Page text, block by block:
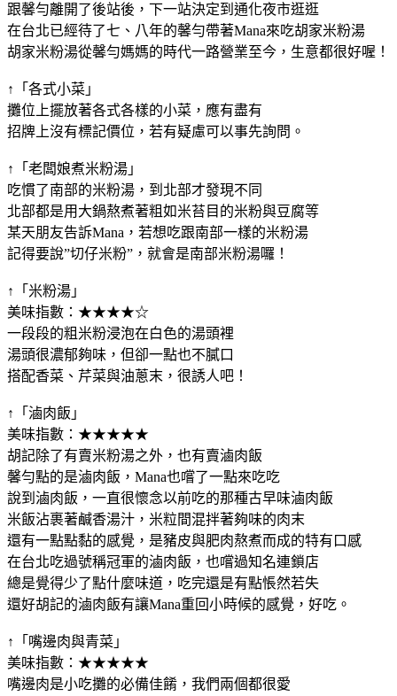
跟馨勻離開了後站後，下一站決定到通化夜市逛逛
在台北已經待了七、八年的馨勻帶著Mana來吃胡家米粉湯
胡家米粉湯從馨勻媽媽的時代一路營業至今，生意都很好喔！
↑「各式小菜」
攤位上擺放著各式各樣的小菜，應有盡有
招牌上沒有標記價位，若有疑慮可以事先詢問。
↑「老闆娘煮米粉湯」
吃慣了南部的米粉湯，到北部才發現不同
北部都是用大鍋熬煮著粗如米苔目的米粉與豆腐等
某天朋友告訴Mana，若想吃跟南部一樣的米粉湯
記得要說”切仔米粉”，就會是南部米粉湯囉！
↑「米粉湯」
美味指數：★★★★☆
一段段的粗米粉浸泡在白色的湯頭裡
湯頭很濃郁夠味，但卻一點也不膩口
搭配香菜、芹菜與油蔥末，很誘人吧！
↑「滷肉飯」
美味指數：★★★★★
胡記除了有賣米粉湯之外，也有賣滷肉飯
馨勻點的是滷肉飯，Mana也嚐了一點來吃吃
說到滷肉飯，一直很懷念以前吃的那種古早味滷肉飯
米飯沾裹著鹹香湯汁，米粒間混拌著夠味的肉末
還有一點點黏的感覺，是豬皮與肥肉熬煮而成的特有口感
在台北吃過號稱冠軍的滷肉飯，也嚐過知名連鎖店
總是覺得少了點什麼味道，吃完還是有點悵然若失
還好胡記的滷肉飯有讓Mana重回小時候的感覺，好吃。
↑「嘴邊肉與青菜」
美味指數：★★★★★
嘴邊肉是小吃攤的必備佳餚，我們兩個都很愛